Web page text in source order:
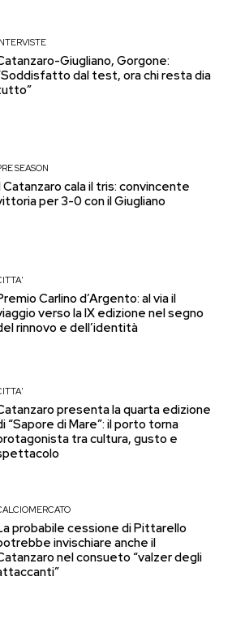
Giugliano, Gorgone:
dal test, ora chi resta dia
SEASON
Catanzaro cala il tris: convincente
per 3-0 con il Giugliano
Carlino d’Argento: al via il
verso la IX edizione nel segno
rinnovo e dell’identità
presenta la quarta edizione
“Sapore di Mare”: il porto torna
tra cultura, gusto e
probabile cessione di Pittarello
invischiare anche il
nel consueto “valzer degli